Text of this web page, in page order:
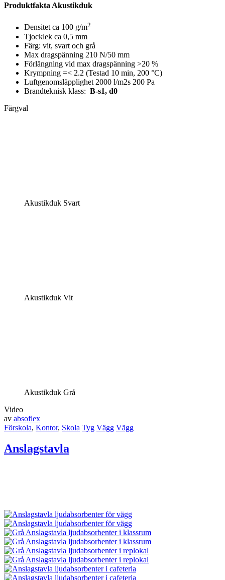
Produktfakta Akustikduk
Densitet ca 100 g/m2
Tjocklek ca 0,5 mm
Färg: vit, svart och grå
Max dragspänning 210 N/50 mm
Förlängning vid max dragspänning >20 %
Krympning =< 2.2 (Testad 10 min, 200 °C)
Luftgenomsläpplighet 2000 l/m2s 200 Pa
Brandteknisk klass: B-s1, d0
Färgval
Akustikduk Svart
Akustikduk Vit
Akustikduk Grå
Video
av absoflex
Förskola, Kontor, Skola Tyg Vägg Vägg
Anslagstavla